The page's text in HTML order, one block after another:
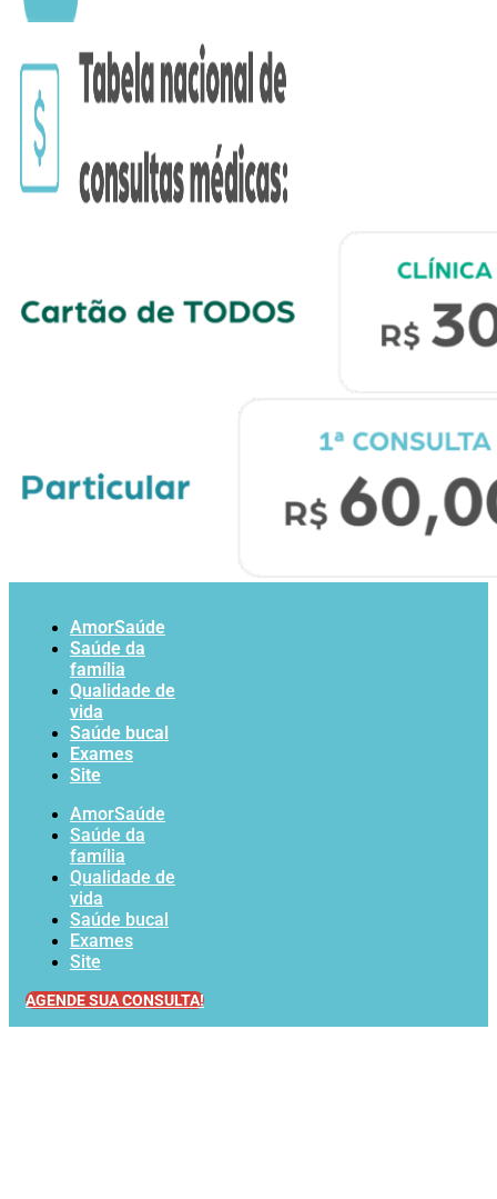
AmorSaúde
Saúde da
família
Qualidade de
vida
Saúde bucal
Exames
Site
AmorSaúde
Saúde da
família
Qualidade de
vida
Saúde bucal
Exames
Site
AGENDE SUA CONSULTA!